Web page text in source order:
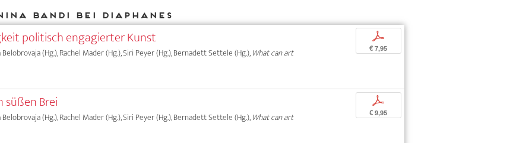
Bandi bei DIAPHANES
politisch engagierter Kunst
(Hg.), Rachel Mader (Hg.), Siri Peyer (Hg.), Bernadett Settele (Hg.),What can art
p
€ 7,95
süßen Brei
(Hg.), Rachel Mader (Hg.), Siri Peyer (Hg.), Bernadett Settele (Hg.),What can art
p
€ 9,95